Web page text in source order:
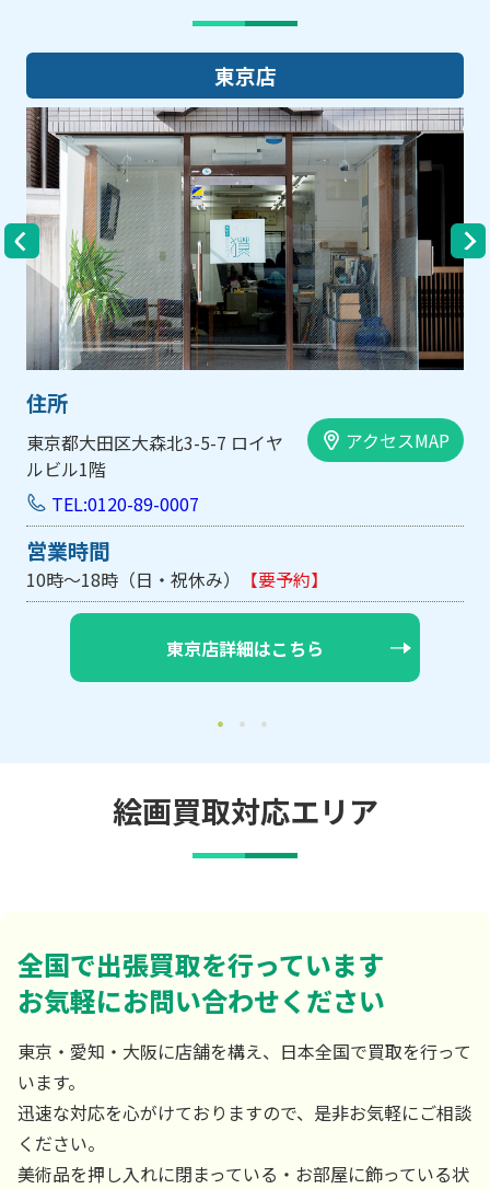
大阪店
住所
大阪市中央区内平野町1-1-5 西大
手前ビル103号
アクセスMAP
TEL:0120-89-0007
営業時間
10時～18時（日・祝休み/土曜は不定休）
大阪店詳細はこちら
絵画買取対応エリア
全国で出張買取を行っています
お気軽にお問い合わせください
東京・愛知・大阪に店舗を構え、日本全国で買取を行って
います。
迅速な対応を心がけておりますので、是非お気軽にご相談
ください。
美術品を押し入れに閉まっている・お部屋に飾っている状